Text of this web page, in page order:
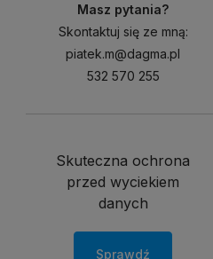
Masz pytania?
Skontaktuj się ze mną:
piatek.m@dagma.pl
532 570 255
Skuteczna ochrona
przed wyciekiem
danych
Sprawdź